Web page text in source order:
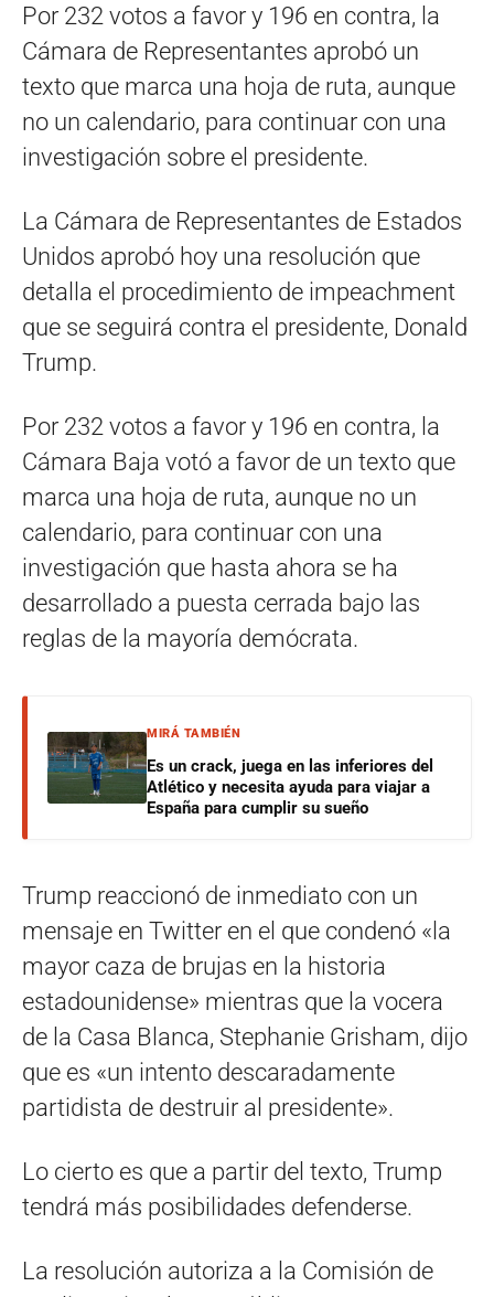
Por 232 votos a favor y 196 en contra, la
Cámara de Representantes aprobó un
texto que marca una hoja de ruta, aunque
no un calendario, para continuar con una
investigación sobre el presidente.
La Cámara de Representantes de Estados
Unidos aprobó hoy una resolución que
detalla el procedimiento de impeachment
que se seguirá contra el presidente, Donald
Trump.
Por 232 votos a favor y 196 en contra, la
Cámara Baja votó a favor de un texto que
marca una hoja de ruta, aunque no un
calendario, para continuar con una
investigación que hasta ahora se ha
desarrollado a puesta cerrada bajo las
reglas de la mayoría demócrata.
MIRÁ TAMBIÉN
Es un crack, juega en las inferiores del
Atlético y necesita ayuda para viajar a
España para cumplir su sueño
Trump reaccionó de inmediato con un
mensaje en Twitter en el que condenó «la
mayor caza de brujas en la historia
estadounidense» mientras que la vocera
de la Casa Blanca, Stephanie Grisham, dijo
que es «un intento descaradamente
partidista de destruir al presidente».
Lo cierto es que a partir del texto, Trump
tendrá más posibilidades defenderse.
La resolución autoriza a la Comisión de